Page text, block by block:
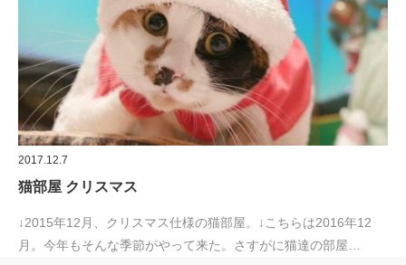
2017.12.7
猫部屋 クリスマス
↓2015年12月、クリスマス仕様の猫部屋。↓こちらは2016年12
月。今年もそんな季節がやって来た。さすがに猫達の部屋…